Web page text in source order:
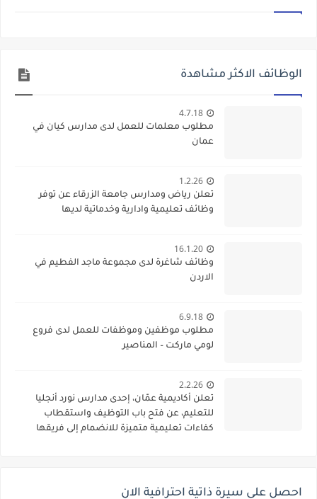
الوظائف الاكثر مشاهدة
4.7.18
مطلوب معلمات للعمل لدى مدارس كيان في
عمان
1.2.26
تعلن رياض ومدارس جامعة الزرقاء عن توفر
وظائف تعليمية وادارية وخدماتية لديها
16.1.20
وظائف شاغرة لدى مجموعة ماجد الفطيم في
الاردن
6.9.18
مطلوب موظفين وموظفات للعمل لدى فروع
لومي ماركت – المناصير
2.2.26
تعلن أكاديمية عمّان، إحدى مدارس نورد أنجليا
للتعليم، عن فتح باب التوظيف واستقطاب
كفاءات تعليمية متميزة للانضمام إلى فريقها
احصل على سيرة ذاتية احترافية الان